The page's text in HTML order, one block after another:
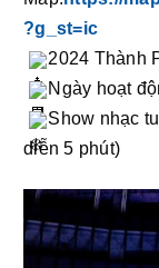
?g_st=ic
2024 Thành
Ngày hoạt
Show nhạc
diễn 5 phút)